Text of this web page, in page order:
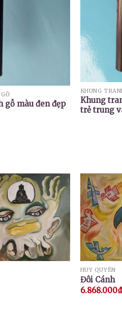
gỗ màu đen đẹp
KHUNG
Khung
trẻ trung
HUY QUYỂN
Đôi Cánh
6.868.000₫